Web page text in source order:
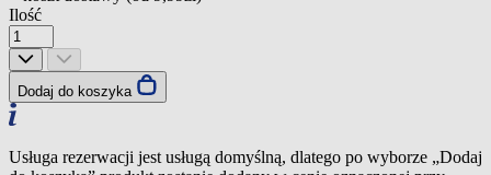
Ilość
Dodaj do koszyka
Usługa rezerwacji jest usługą domyślną, dlatego po wyborze „Dodaj